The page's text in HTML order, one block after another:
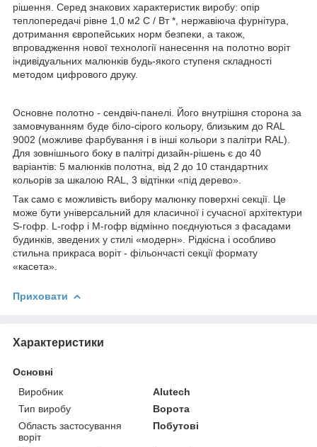
рішення. Серед знакових характеристик виробу: опір
теплопередачі рівне 1,0 м2 С / Вт *, нержавіюча фурнітура,
дотримання європейських норм безпеки, а також,
впровадження нової технології нанесення на полотно воріт
індивідуальних малюнків будь-якого ступеня складності
методом цифрового друку.
Основне полотно - сендвіч-панелі. Його внутрішня сторона за
замовчуванням буде біло-сірого кольору, близьким до RAL
9002 (можливе фарбування і в інші кольори з палітри RAL).
Для зовнішнього боку в палітрі дизайн-рішень є до 40
варіантів: 5 малюнків полотна, від 2 до 10 стандартних
кольорів за шкалою RAL, 3 відтінки «під дерево».
Так само є можливість вибору малюнку поверхні секції. Це
може бути універсальний для класичної і сучасної архітектури
S-гофр. L-гофр і M-гофр відмінно поєднуються з фасадами
будинків, зведених у стилі «модерн». Рідкісна і особливо
стильна прикраса воріт - фільончасті секції формату
«касета».
Приховати
Характеристики
Основні
Виробник
Alutech
Тип виробу
Ворота
Область застосування
воріт
Побутові